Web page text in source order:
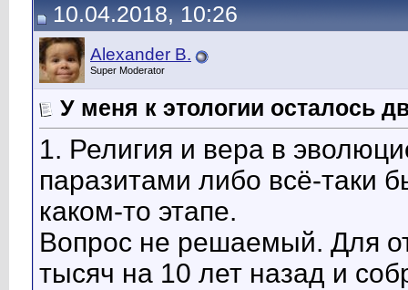
10.04.2018, 10:26
Alexander B.
Super Moderator
У меня к этологии осталось
1. Религия и вера в
паразитами либо всё-таки
каком-то этапе.
Вопрос не решаемый. Для
тысяч на 10 лет назад и